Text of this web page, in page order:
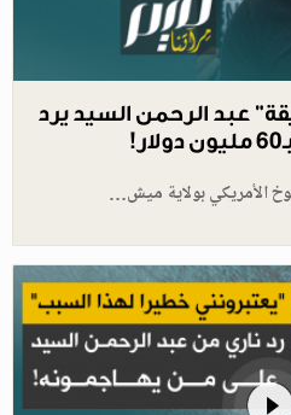
عبد الرحمن السيد يرد
الأمريكي بولاية ميش…